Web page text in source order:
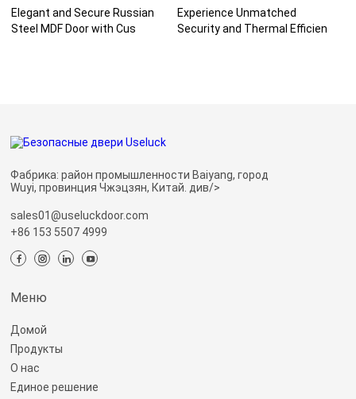
Elegant and Secure Russian
Steel MDF Door with Cus
Experience Unmatched
Security and Thermal Efficien
Фабрика: район промышленности Baiyang, город
Wuyi, провинция Чжэцзян, Китай. див/>
sales01@useluckdoor.com
+86 153 5507 4999
Меню
Домой
Продукты
О нас
Единое решение